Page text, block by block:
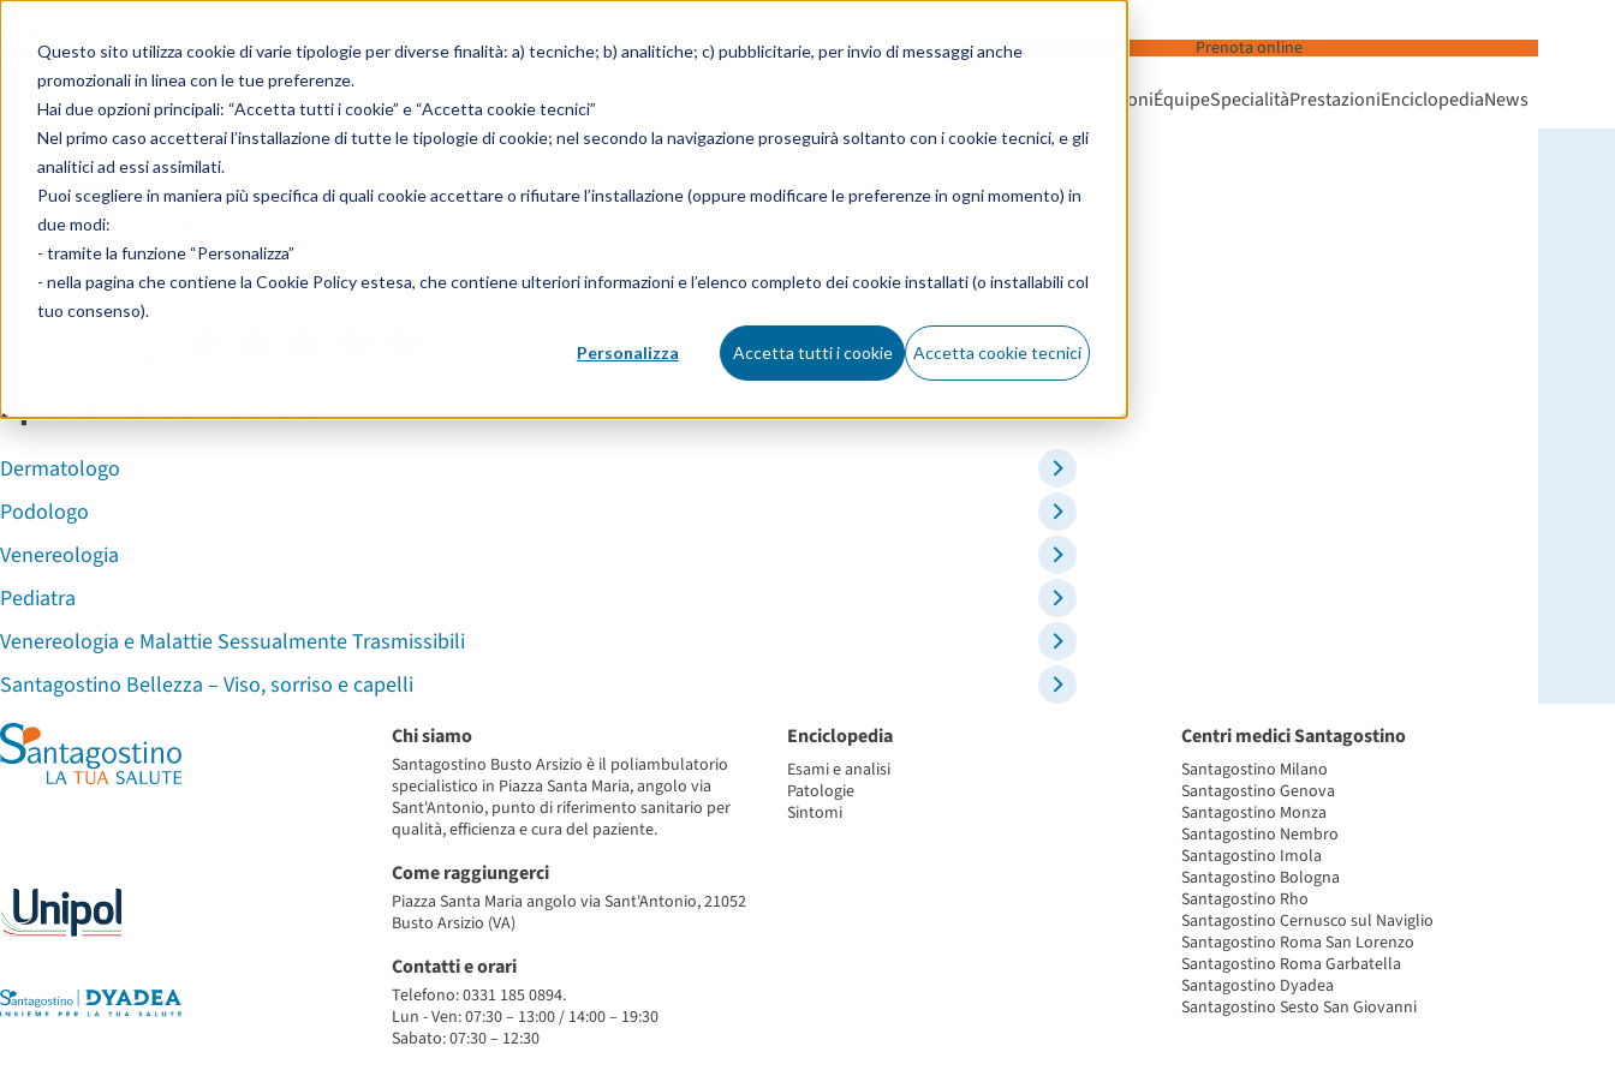
Questo sito utilizza cookie di varie tipologie per diverse finalità: a) tecniche; b) analitiche; c) pubblicitarie, per invio di messaggi anche
promozionali in linea con le tue preferenze.
Hai due opzioni principali: “Accetta tutti i cookie” e “Accetta cookie tecnici”
Nel primo caso accetterai l’installazione di tutte le tipologie di cookie; nel secondo la navigazione proseguirà soltanto con i cookie tecnici, e gli
analitici ad essi assimilati.
Puoi scegliere in maniera più specifica di quali cookie accettare o rifiutare l’installazione (oppure modificare le preferenze in ogni momento) in
due modi:
- tramite la funzione “Personalizza”
- nella pagina che contiene la Cookie Policy estesa, che contiene ulteriori informazioni e l’elenco completo dei cookie installati (o installabili col
tuo consenso).
Personalizza Accetta tutti i cookie Accetta cookie tecnici
Ricerca
Accedi Prenota online
InformazioniÉquipeSpecialitàPrestazioniEnciclopediaNews
Marco Lauria
4.7/5 · 1439 Recensioni
Specialità e ambulatori
Dermatologo
Podologo
Venereologia
Pediatra
Venereologia e Malattie Sessualmente Trasmissibili
Santagostino Bellezza – Viso, sorriso e capelli
Chi siamo
Santagostino Busto Arsizio è il poliambulatorio
specialistico in Piazza Santa Maria, angolo via
Sant'Antonio, punto di riferimento sanitario per
qualità, efficienza e cura del paziente.
Come raggiungerci
Piazza Santa Maria angolo via Sant'Antonio, 21052
Busto Arsizio (VA)
Contatti e orari
Telefono: 0331 185 0894.
Lun - Ven: 07:30 – 13:00 / 14:00 – 19:30
Sabato: 07:30 – 12:30
Enciclopedia
Esami e analisi
Patologie
Sintomi
Centri medici Santagostino
Santagostino Milano
Santagostino Genova
Santagostino Monza
Santagostino Nembro
Santagostino Imola
Santagostino Bologna
Santagostino Rho
Santagostino Cernusco sul Naviglio
Santagostino Roma San Lorenzo
Santagostino Roma Garbatella
Santagostino Dyadea
Santagostino Sesto San Giovanni